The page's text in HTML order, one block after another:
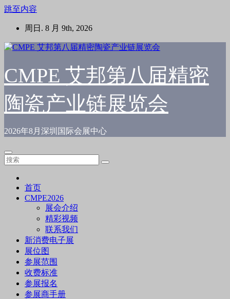
跳至内容
周日. 8 月 9th, 2026
CMPE 艾邦第八届精密
陶瓷产业链展览会
2026年8月深圳国际会展中心
首页
CMPE2026
展会介绍
精彩视频
联系我们
新消费电子展
展位图
参展范围
收费标准
参展报名
参展商手册